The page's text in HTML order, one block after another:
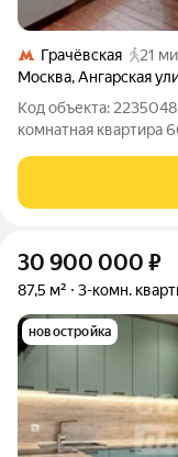
Грачёвская
21
Москва,Ангарская
Код объекта:
комнатная квартира
Рядом
пеших прогулок, так и
30 900 000 ₽
87,5 м² 3-комн.
новостройка